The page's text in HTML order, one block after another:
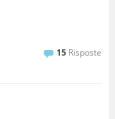
15 Risposte